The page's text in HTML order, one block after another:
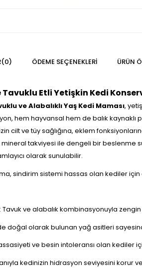
(0) ÖDEME SEÇENEKLERI ÜRÜN
Etli Yetişkin Kedi
ve Alabalıklı Yaş Kedi Maması,
hem hayvansal hem de balık
ve tüy sağlığına, eklem
mineral takviyesi ile dengeli bir beslenme
olarak sunulabilir.
sindirim sistemi hassas olan kediler
: Tavuk ve alabalık kombinasyonuyla
doğal olarak bulunan yağ asitleri
ve besin intoleransı olan kediler
kedinizin hidrasyon seviyesini korur